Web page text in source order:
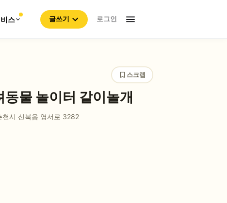
스 글쓰기 로그인
스크랩
동물 놀이터 같이놀개
천시 신북읍 영서로 3282